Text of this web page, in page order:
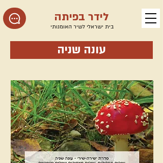
לידר בפיתה
בית ישראלי לשיר האומנותי
עונה שניה